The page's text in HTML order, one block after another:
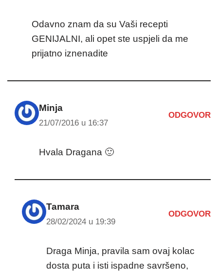
Odavno znam da su Vaši recepti
GENIJALNI, ali opet ste uspjeli da me
prijatno iznenadite
Minja
21/07/2016 u 16:37
ODGOVOR
Hvala Dragana 🙂
Tamara
28/02/2024 u 19:39
ODGOVOR
Draga Minja, pravila sam ovaj kolac
dosta puta i isti ispadne savršeno,